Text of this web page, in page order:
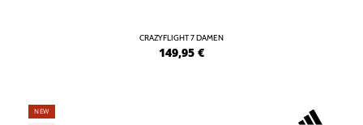
CRAZYFLIGHT 7 DAMEN
149,95 €
NEW